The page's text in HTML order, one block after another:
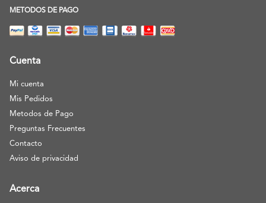
METODOS DE PAGO
Cuenta
Mi cuenta
Mis Pedidos
Metodos de Pago
Preguntas Frecuentes
Contacto
Aviso de privacidad
Acerca